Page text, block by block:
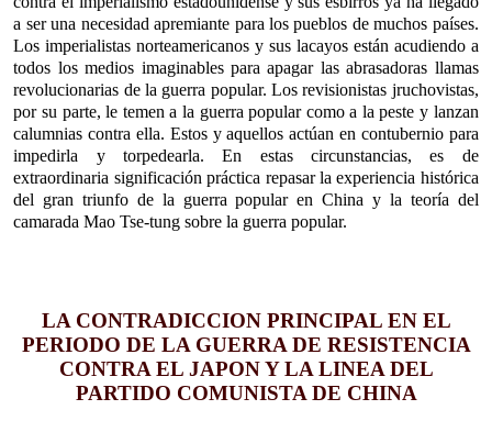
a ser una necesidad apremiante para los pueblos de muchos países.
Los imperialistas norteamericanos y sus lacayos están acudiendo a
todos los medios imaginables para apagar las abrasadoras llamas
revolucionarias de la guerra popular. Los revisionistas jruchovistas,
por su parte, le temen a la guerra popular como a la peste y lanzan
calumnias contra ella. Estos y aquellos actúan en contubernio para
impedirla y torpedearla. En estas circunstancias, es de
extraordinaria significación práctica repasar la experiencia histórica
del gran triunfo de la guerra popular en China y la teoría del
camarada Mao Tse-tung sobre la guerra popular.
LA CONTRADICCION PRINCIPAL EN EL
PERIODO DE LA GUERRA DE RESISTENCIA
CONTRA EL JAPON Y LA LINEA DEL
PARTIDO COMUNISTA DE CHINA